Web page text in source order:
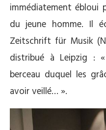
immédiatement ébloui
du jeune homme. Il
Zeitschrift für Musik
distribué à Leipzig :
berceau duquel les
avoir veillé… ».